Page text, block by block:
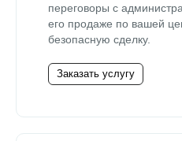
переговоры с
его продаже по вашей
безопасную сделку.
Заказать услугу